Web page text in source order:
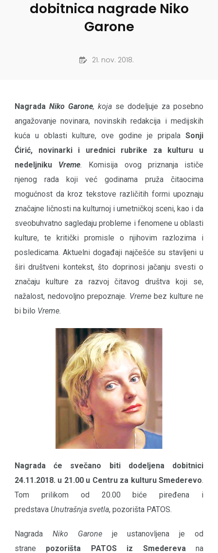
dobitnica nagrade Niko
Garone
21. nov. 2018.
Nagrada Niko Garone, koja se dodeljuje za posebno
angažovanje novinara, novinskih redakcija i medijskih
kuća u oblasti kulture, ove godine je pripala Sonji
Ćirić, novinarki i urednici rubrike za kulturu u
nedeljniku Vreme.
Komisija ovog priznanja ističe
njenog rada koji već godinama pruža čitaocima
mogućnost da kroz tekstove različitih formi upoznaju
značajne ličnosti na kulturnoj i umetničkoj sceni, kao i da
sveobuhvatno sagledaju probleme i fenomene u oblasti
kulture, te kritički promisle o njihovim razlozima i
posledicama. Aktuelni događaji najčešće su stavljeni u
širi društveni kontekst, što doprinosi jačanju svesti o
značaju kulture za razvoj čitavog društva koji se,
nažalost, nedovoljno prepoznaje. Vremebez kulture ne
bi bilo Vreme.
Nagrada će svečano biti dodeljena dobitnici
24.11.2018. u 21.00 u Centru za kulturu Smederevo.
Tom prilikom od 20.00 biće piređena i
predstava Unutrašnja svetla, pozorišta PATOS.
Nagrada Niko Garoneje ustanovljena je od
strane pozorišta PATOS iz Smederevana